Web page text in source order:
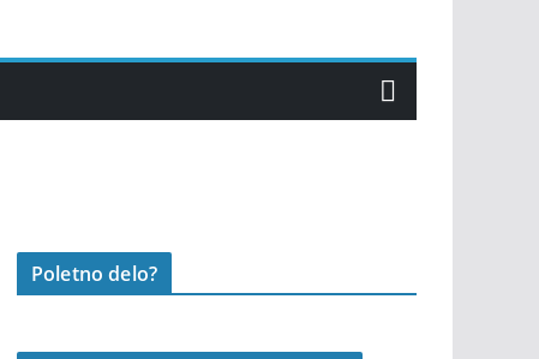
Poletno delo?